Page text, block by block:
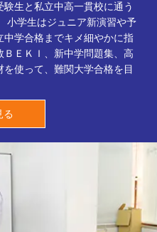
生と私立中高一貫校に通う
小学生はジュニア新演習や予
学合格までキメ細やかに指
ＥＫＩ、新中学問題集、高
使って、難関大学合格を目
る